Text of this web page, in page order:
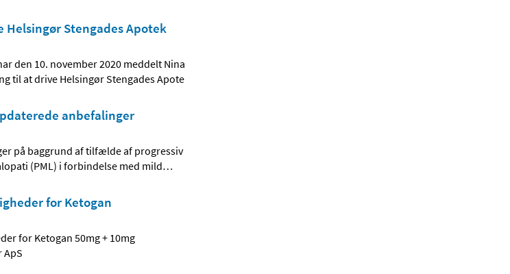
Stengades Apotek
den 10. november 2020 meddelt Nina
til at drive Helsingør Stengades Apote
anbefalinger
på baggrund af tilfælde af progressiv
(PML) i forbindelse med mild…
for Ketogan
for Ketogan 50mg + 10mg